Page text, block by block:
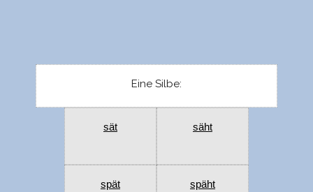
Eine Silbe:
sät säht
spät späht